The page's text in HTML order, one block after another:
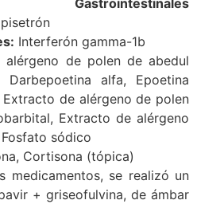
Interferón gamma-1b
alérgeno de polen de abedul
Darbepoetina alfa, Epoetina
de alérgeno de polen
Extracto de alérgeno
sódico
Cortisona (tópica)
medicamentos, se realizó un
+ griseofulvina, de ámbar